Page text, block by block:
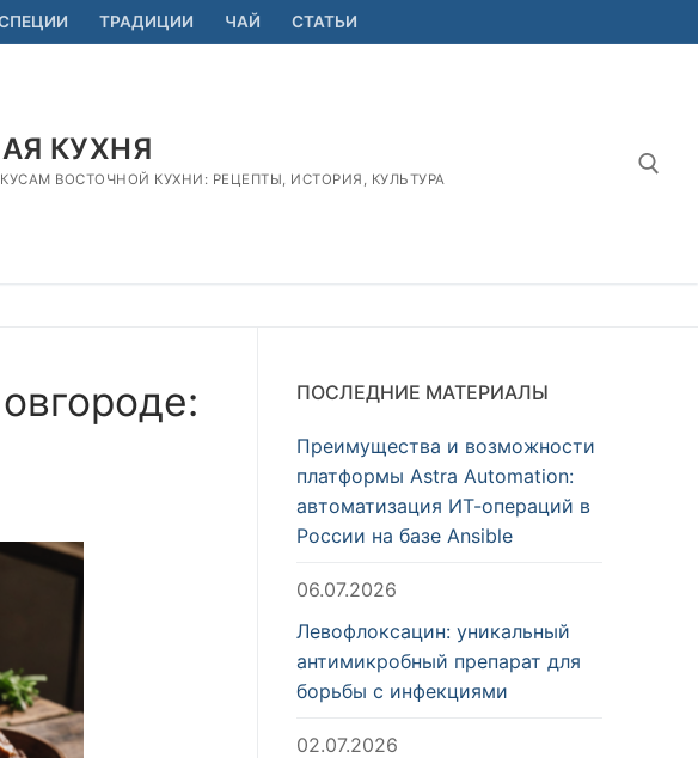
ТРАДИЦИИ ЧАЙ СТАТЬИ
КУХНЯ
ВОСТОЧНОЙ КУХНИ: РЕЦЕПТЫ, ИСТОРИЯ, КУЛЬТУРА
ПОСЛЕДНИЕ МАТЕРИАЛЫ
Преимущества и возможности
платформы Astra Automation:
автоматизация ИТ-операций в
России на базе Ansible
06.07.2026
Левофлоксацин: уникальный
антимикробный препарат для
борьбы с инфекциями
02.07.2026